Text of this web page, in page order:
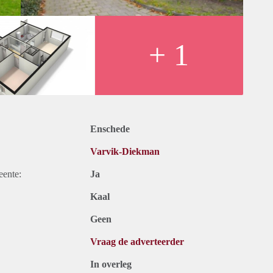
+ 1
Enschede
Varvik-Diekman
Ja
Kaal
Geen
Vraag de adverteerder
In overleg